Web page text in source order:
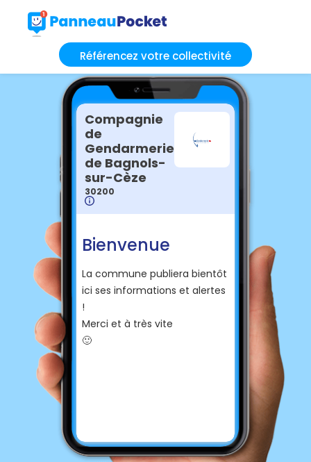
Référencez votre collectivité
Compagnie
de
Gendarmerie
de Bagnols-
sur-Cèze
30200
Bienvenue
La commune publiera bientôt
ici ses informations et alertes
!
Merci et à très vite
🙂